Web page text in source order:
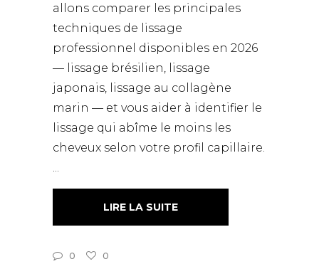
allons comparer les principales
techniques de lissage
professionnel disponibles en 2026
— lissage brésilien, lissage
japonais, lissage au collagène
marin — et vous aider à identifier le
lissage qui abîme le moins les
cheveux selon votre profil capillaire.
LIRE LA SUITE
0 0